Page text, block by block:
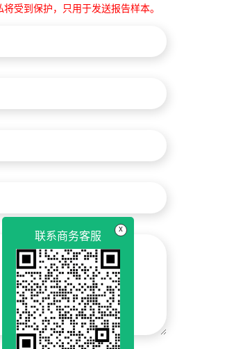
受到保护，只用于发送报告样本。
x
联系商务客服